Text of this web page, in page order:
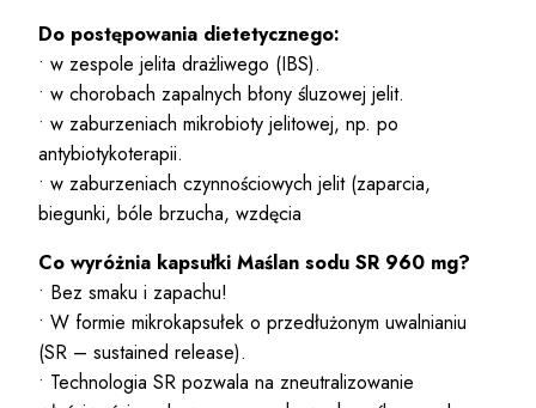
Do postępowania dietetycznego:
• w zespole jelita drażliwego (IBS).
• w chorobach zapalnych błony śluzowej jelit.
• w zaburzeniach mikrobioty jelitowej, np. po
antybiotykoterapii.
• w zaburzeniach czynnościowych jelit (zaparcia,
biegunki, bóle brzucha, wzdęcia
Co wyróżnia kapsułki Maślan sodu SR 960 mg?
• Bez smaku i zapachu!
• W formie mikrokapsułek o przedłużonym uwalnianiu
(SR – sustained release).
• Technologia SR pozwala na zneutralizowanie